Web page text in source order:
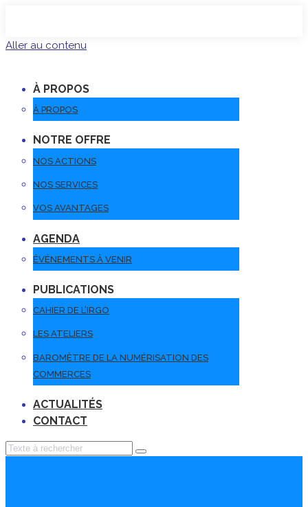
Aller au contenu
À PROPOS
À PROPOS
NOTRE OFFRE
NOS ACTIONS
NOS SERVICES
VOS AVANTAGES
AGENDA
ÉVÉNEMENTS À VENIR
PUBLICATIONS
CAHIER DE L’IRGO
LES ATELIERS
BAROMÈTRE DE LA NUMÉRISATION DES
COMMERCES
ACTUALITÉS
CONTACT